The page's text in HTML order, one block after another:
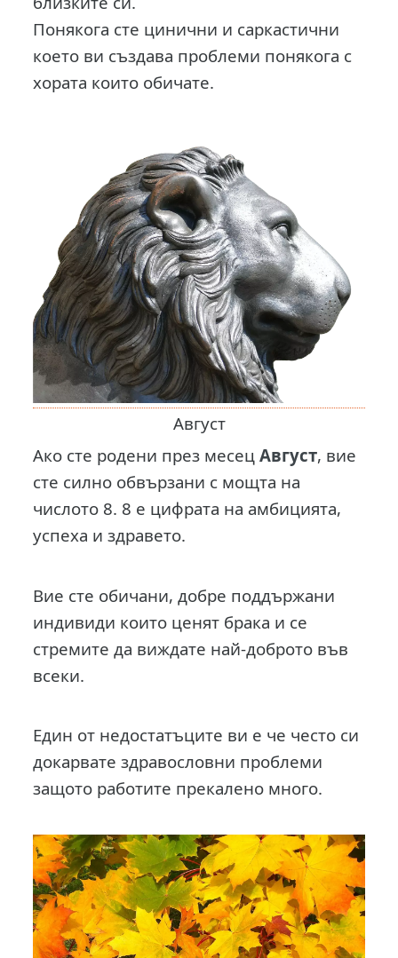
Понякога сте цинични и саркастични
което ви създава проблеми понякога с
хората които обичате.
Август
Ако сте родени през месецАвгуст, вие
сте силно обвързани с мощта на
числото 8. 8 е цифрата на амбицията,
успеха и здравето.
Вие сте обичани, добре поддържани
индивиди които ценят брака и се
стремите да виждате най-доброто във
всеки.
Един от недостатъците ви е че често си
докарвате здравословни проблеми
защото работите прекалено много.